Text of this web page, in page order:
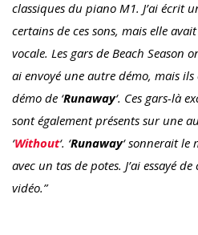
classiques du piano M1. J’ai écrit
certains de ces sons, mais elle
vocale. Les gars de Beach
ai envoyé une autre démo, mais
démo de ‘Runaway‘. Ces gars-là
sont également présents sur une
‘Without‘. ‘Runaway‘ sonnerait le
avec un tas de potes. J’ai essayé
vidéo.”